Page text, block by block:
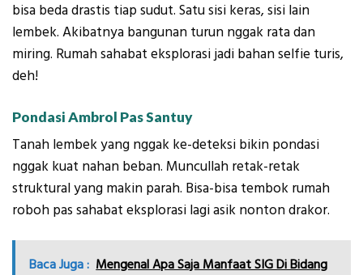
bisa beda drastis tiap sudut. Satu sisi keras, sisi lain
lembek. Akibatnya bangunan turun nggak rata dan
miring. Rumah sahabat eksplorasi jadi bahan selfie turis,
deh!
Pondasi Ambrol Pas Santuy
Tanah lembek yang nggak ke-deteksi bikin pondasi
nggak kuat nahan beban. Muncullah retak-retak
struktural yang makin parah. Bisa-bisa tembok rumah
roboh pas sahabat eksplorasi lagi asik nonton drakor.
Baca Juga : Mengenal Apa Saja Manfaat SIG Di Bidang